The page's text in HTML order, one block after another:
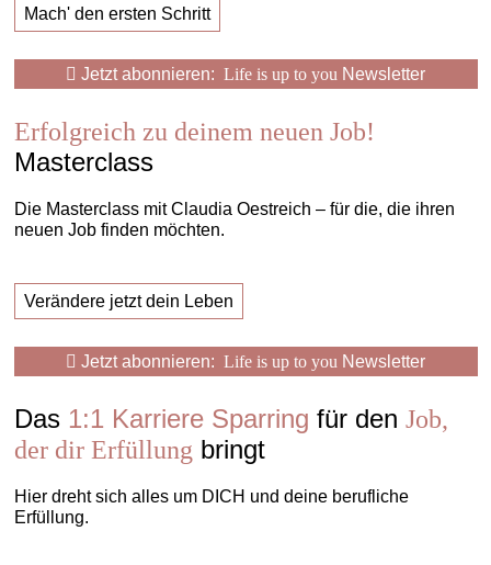
Mach' den ersten Schritt
Jetzt abonnieren: Life is up to you Newsletter
Erfolgreich zu deinem neuen Job!
Masterclass
Die Masterclass mit Claudia Oestreich – für die, die ihren
neuen Job finden möchten.
Verändere jetzt dein Leben
Jetzt abonnieren: Life is up to you Newsletter
Das 1:1 Karriere Sparring für den Job,
der dir Erfüllung bringt
Hier dreht sich alles um DICH und deine berufliche
Erfüllung.